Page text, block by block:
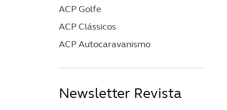
ACP Golfe
ACP Clássicos
ACP Autocaravanismo
Newsletter Revista